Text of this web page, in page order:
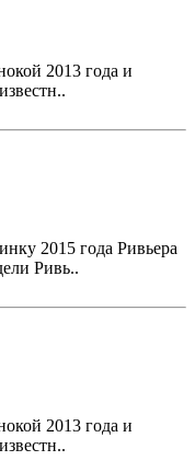
2013 года и
2015 года Ривьера
Ривь..
2013 года и